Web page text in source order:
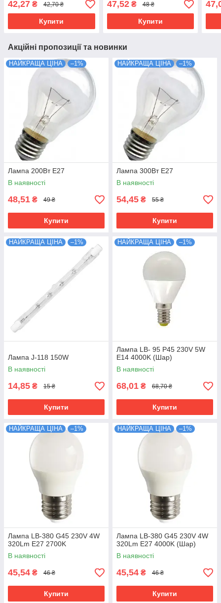
42,27 ₴ 42,70 ₴
Купити
47,52₴ 48 ₴
Купити
Акційні пропозиції та новинки
НАЙКРАЩА ЦІНА –1%
Лампа 200Вт Е27
В наявності
48,51 ₴ 49 ₴
Купити
НАЙКРАЩА ЦІНА –1%
Лампа 300Вт Е27
В наявності
54,45 ₴ 55 ₴
Купити
НАЙКРАЩА ЦІНА –1%
Лампа J-118 150W
В наявності
14,85 ₴ 15 ₴
Купити
НАЙКРАЩА ЦІНА –1%
Лампа LB- 95 Р45 230V 5W
E14 4000K (Шар)
В наявності
68,01 ₴ 68,70 ₴
Купити
НАЙКРАЩА ЦІНА –1%
Лампа LB-380 G45 230V 4W
320Lm E27 2700K
В наявності
45,54 ₴ 46 ₴
Купити
НАЙКРАЩА ЦІНА –1%
Лампа LB-380 G45 230V 4W
320Lm E27 4000K (Шар)
В наявності
45,54 ₴ 46 ₴
Купити